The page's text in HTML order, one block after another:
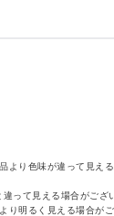
より色味が違って見え
って見える場合がござ
り明るく見える場合が